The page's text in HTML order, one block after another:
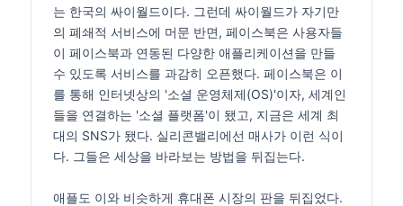
는 한국의 싸이월드이다. 그런데 싸이월드가 자기만
의 폐쇄적 서비스에 머문 반면, 페이스북은 사용자들
이 페이스북과 연동된 다양한 애플리케이션을 만들
수 있도록 서비스를 과감히 오픈했다. 페이스북은 이
를 통해 인터넷상의 '소셜 운영체제(OS)'이자, 세계인
들을 연결하는 '소셜 플랫폼'이 됐고, 지금은 세계 최
대의 SNS가 됐다. 실리콘밸리에선 매사가 이런 식이
다. 그들은 세상을 바라보는 방법을 뒤집는다.
애플도 이와 비슷하게 휴대폰 시장의 판을 뒤집었다.